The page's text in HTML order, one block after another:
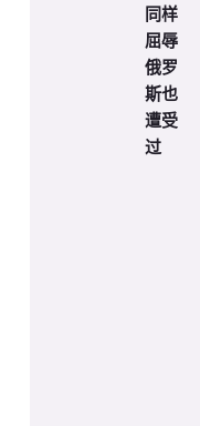
同样
屈辱
俄罗
斯也
遭受
过